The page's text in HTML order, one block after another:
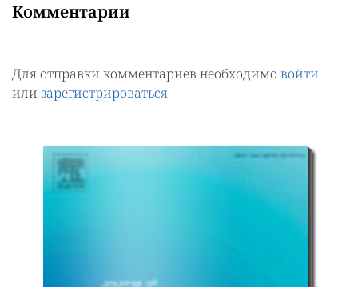
Комментарии
Для отправки комментариев необходимо войти
или зарегистрироваться